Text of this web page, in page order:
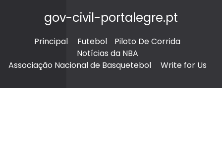
gov-civil-portalegre.pt
Principal Futebol
Piloto De Corrida
Notícias da NBA
Associação Nacional de Basquetebol
Write for Us